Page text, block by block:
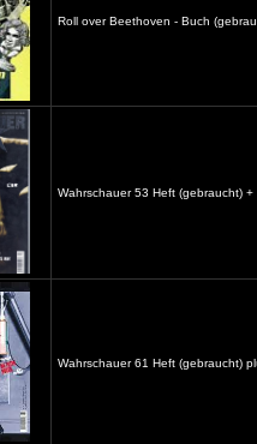
Roll over Beethoven - Buch
Wahrschauer 53 Heft (gebraucht) +
Wahrschauer 61 Heft (gebraucht)